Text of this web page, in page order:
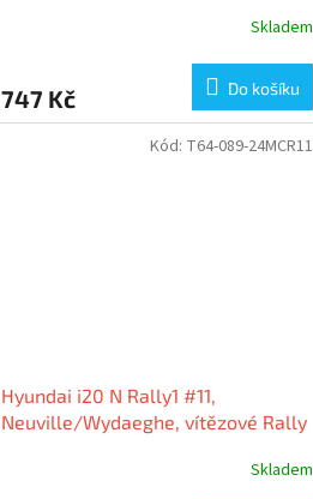
Skladem
747 Kč Do košíku
Hyundai i20 N Rally1 #11,
Neuville/Wydaeghe, vítězové Rally
Skladem
Kód: T64-089-24MCR11